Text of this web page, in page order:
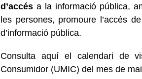
d’accés a la informació pública,
les persones, promoure l’accés
d’informació pública.
Consulta aquí el calendari de
Consumidor (UMIC) del mes de